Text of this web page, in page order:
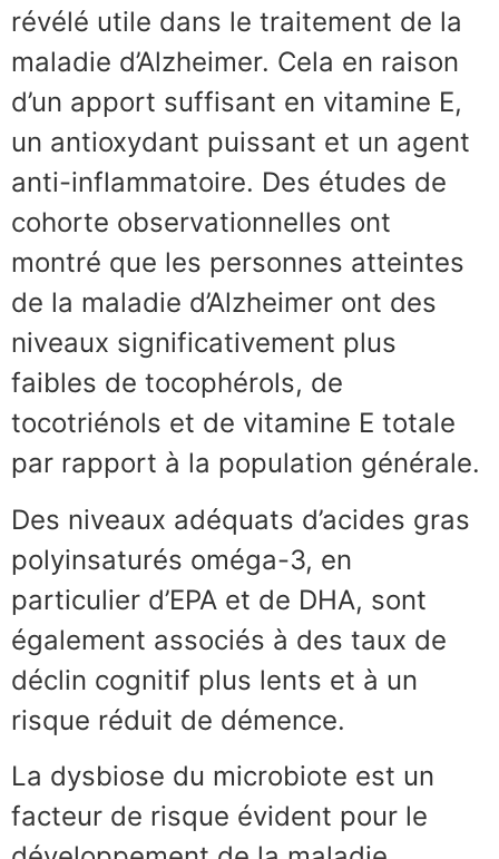
révélé utile dans le traitement de la
maladie d’Alzheimer. Cela en raison
d’un apport suffisant en vitamine E,
un antioxydant puissant et un agent
anti-inflammatoire. Des études de
cohorte observationnelles ont
montré que les personnes atteintes
de la maladie d’Alzheimer ont des
niveaux significativement plus
faibles de tocophérols, de
tocotriénols et de vitamine E totale
par rapport à la population générale.
Des niveaux adéquats d’acides gras
polyinsaturés oméga-3, en
particulier d’EPA et de DHA, sont
également associés à des taux de
déclin cognitif plus lents et à un
risque réduit de démence.
La dysbiose du microbiote est un
facteur de risque évident pour le